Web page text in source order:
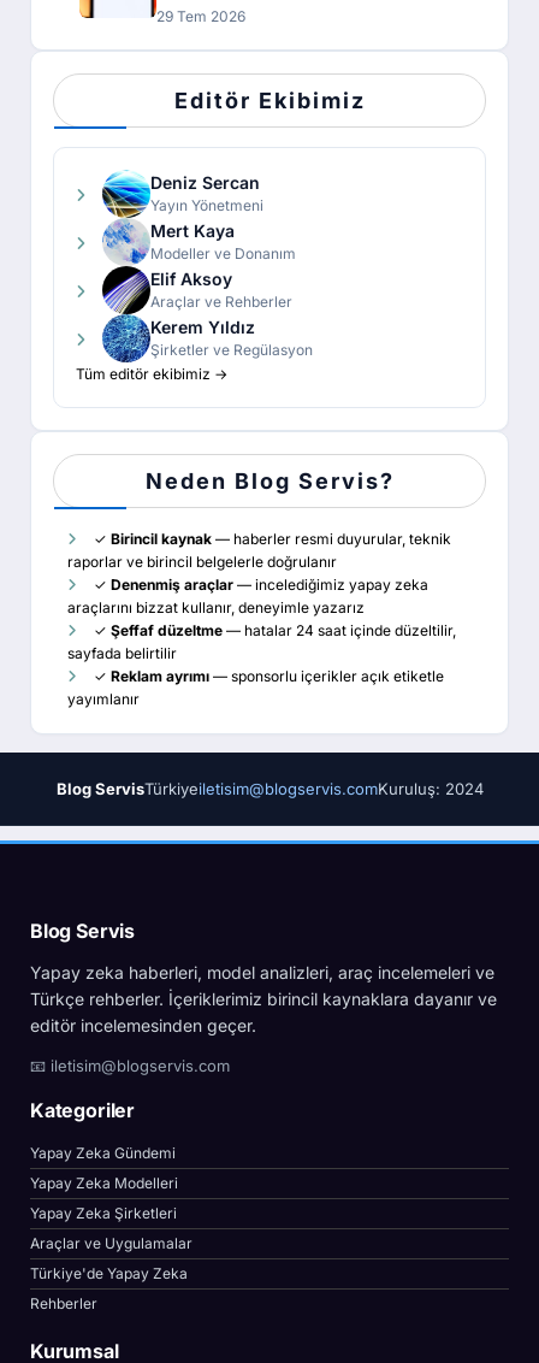
29 Tem 2026
Editör Ekibimiz
Deniz Sercan
Yayın Yönetmeni
Mert Kaya
Modeller ve Donanım
Elif Aksoy
Araçlar ve Rehberler
Kerem Yıldız
Şirketler ve Regülasyon
Tüm editör ekibimiz →
Neden Blog Servis?
✓ Birincil kaynak — haberler resmi duyurular, teknik
raporlar ve birincil belgelerle doğrulanır
✓ Denenmiş araçlar — incelediğimiz yapay zeka
araçlarını bizzat kullanır, deneyimle yazarız
✓ Şeffaf düzeltme — hatalar 24 saat içinde düzeltilir,
sayfada belirtilir
✓ Reklam ayrımı — sponsorlu içerikler açık etiketle
yayımlanır
Blog ServisTürkiyeiletisim@blogservis.comKuruluş: 2024
Blog Servis
Yapay zeka haberleri, model analizleri, araç incelemeleri ve
Türkçe rehberler. İçeriklerimiz birincil kaynaklara dayanır ve
editör incelemesinden geçer.
📧 iletisim@blogservis.com
Kategoriler
Yapay Zeka Gündemi
Yapay Zeka Modelleri
Yapay Zeka Şirketleri
Araçlar ve Uygulamalar
Türkiye'de Yapay Zeka
Rehberler
Kurumsal